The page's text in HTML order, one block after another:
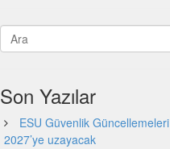
Son Yazılar
ESU Güvenlik Güncellemeleri
2027’ye uzayacak